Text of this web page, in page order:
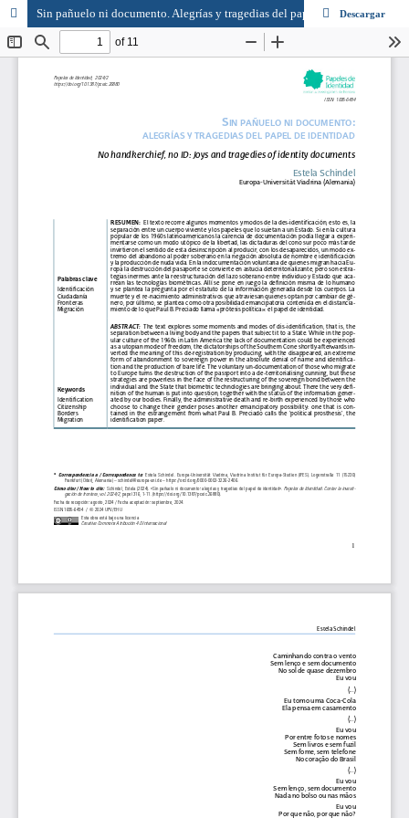
Sin pañuelo ni documento. Alegrías y tragedias del papel de identidad
Descargar